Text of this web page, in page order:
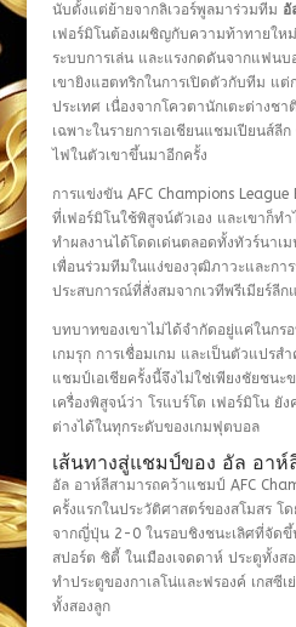
นับตั้งแต่ย้ายจากลิเวอร์พูลมาร่วมทีม อั
เฟอร์มิโนต้องเผชิญกับความท้าทายใ
ระบบการเล่น และแรงกดดันจากแฟน
เขายิงแฮตทริกในการเปิดตัวกับทีม แ
ประเทศ เนื่องจากโควตานักเตะต่างช
เฉพาะในรายการเอเชียนแชมเปียนส์
ไฟในตัวเขาขึ้นมาอีกครั้ง
การแข่งขัน AFC Champions
ที่เฟอร์มิโนใช้พิสูจน์ตัวเอง และเขาก็ท
ทำผลงานได้โดดเด่นตลอดทั้งทัวร์นาเ
เพื่อนร่วมทีมในแง่ของวุฒิภาวะและกา
ประสบการณ์ที่สั่งสมจากเวทีพรีเมียร์ลี
บทบาทของเขาไม่ได้จำกัดอยู่แค่ในกร
เกมรุก การเชื่อมเกม และเป็นตัวแปร
แชมป์เอเชียครั้งนี้จึงไม่ใช่เพียงชัยชนะ
เครื่องพิสูจน์ว่า โรแบร์โต เฟอร์มิโน ยั
ต่างได้ในทุกระดับของเกมฟุตบอล
เส้นทางสู่แชมป์ของ อัล อาห์
อัล อาห์ลีสามารถคว้าแชมป์ AFC
ครั้งแรกในประวัติศาสตร์ของสโมสร โ
จากญี่ปุ่น 2-0 ในรอบชิงชนะเลิศที่จัด
สปอร์ต ซิตี้ ในเมืองเจดดาห์ ประตูทั้งส
ทำประตูของกาเลโน่และฟรองค์ เกสซี
ทั้งสองลูก